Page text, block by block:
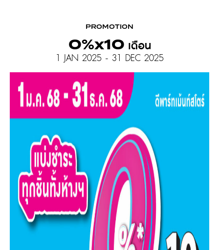
PROMOTION
0%x10 เดือน
1 JAN 2025 - 31 DEC 2025